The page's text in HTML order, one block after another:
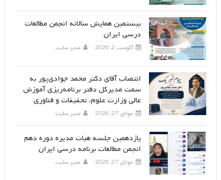
بیستمین همایش سالانه انجمن مطالعات
درسی ایران
آگوست 2, 2026 مدیر سایت
انتصاب آقای دکتر محمد جوادی‌پور به
سمت مدیرکل دفتر برنامه‌ریزی آموزش
عالی وزارت علوم، تحقیقات و فناوری
جولای 27, 2026 مدیر سایت
یازدهمین جلسه هیات مدیره دوره دهم
انجمن مطالعات برنامه درسی ایران
جولای 27, 2026 مدیر سایت